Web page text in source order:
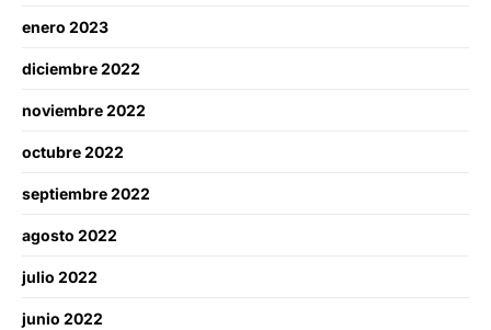
enero 2023
diciembre 2022
noviembre 2022
octubre 2022
septiembre 2022
agosto 2022
julio 2022
junio 2022